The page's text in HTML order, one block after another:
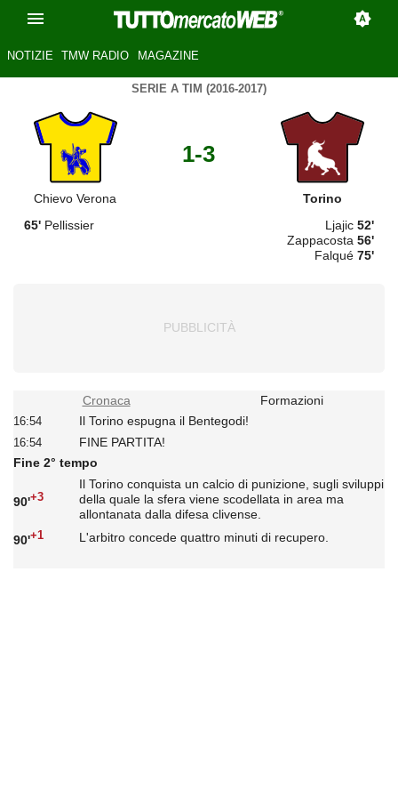
NOTIZIE TMW RADIO MAGAZINE
SERIE A TIM (2016-2017)
Chievo Verona
1-3
Torino
65' Pellissier Ljajic 52'
Zappacosta 56'
Falqué 75'
Cronaca Formazioni
16:54 Il Torino espugna il Bentegodi!
16:54
FINE PARTITA!
Fine 2° tempo
90'+3
Il Torino conquista un calcio di punizione, sugli sviluppi
della quale la sfera viene scodellata in area ma
allontanata dalla difesa clivense.
90'+1 L'arbitro concede quattro minuti di recupero.